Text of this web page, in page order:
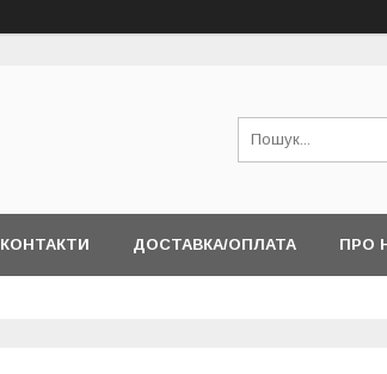
КОНТАКТИ ДОСТАВКА/ОПЛАТА ПРО